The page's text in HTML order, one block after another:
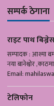
सम्पर्क ठेगाना
राइट पाथ
सम्पादक : आश्मा
नया बानेश्वोर
Email:
टेलिफोन